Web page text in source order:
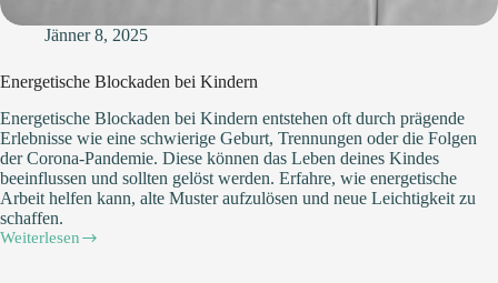
Jänner 8, 2025
Energetische Blockaden bei Kindern
Energetische Blockaden bei Kindern entstehen oft durch prägende
Erlebnisse wie eine schwierige Geburt, Trennungen oder die Folgen
der Corona-Pandemie. Diese können das Leben deines Kindes
beeinflussen und sollten gelöst werden. Erfahre, wie energetische
Arbeit helfen kann, alte Muster aufzulösen und neue Leichtigkeit zu
schaffen.
Weiterlesen
Energetische